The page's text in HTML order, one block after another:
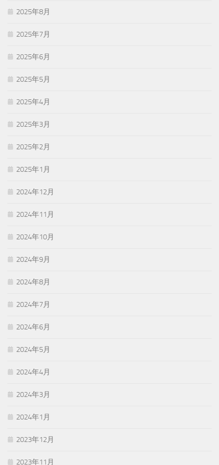
2025年8月
2025年7月
2025年6月
2025年5月
2025年4月
2025年3月
2025年2月
2025年1月
2024年12月
2024年11月
2024年10月
2024年9月
2024年8月
2024年7月
2024年6月
2024年5月
2024年4月
2024年3月
2024年1月
2023年12月
2023年11月